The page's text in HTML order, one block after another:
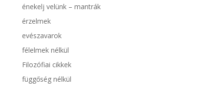
énekelj velünk – mantrák
érzelmek
evészavarok
félelmek nélkül
Filozófiai cikkek
függőség nélkül